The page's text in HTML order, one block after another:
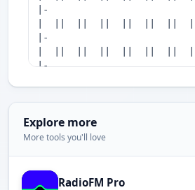
Explore more
More tools you'll love
RadioFM Pro